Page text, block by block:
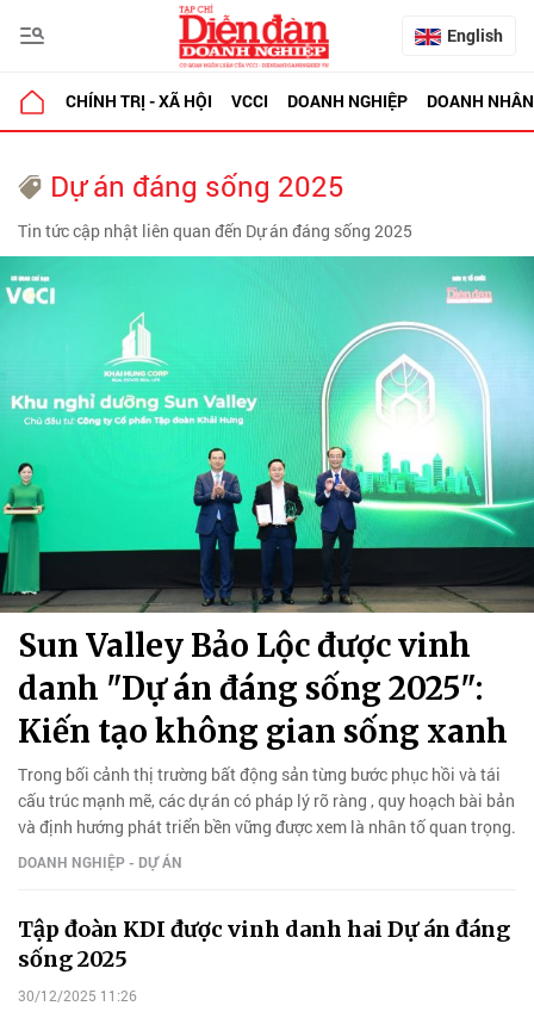
English
CHÍNH TRỊ - XÃ HỘI VCCI DOANH NGHIỆP DOANH NHÂN
Dự án đáng sống 2025
Tin tức cập nhật liên quan đến Dự án đáng sống 2025
Sun Valley Bảo Lộc được vinh
danh "Dự án đáng sống 2025":
Kiến tạo không gian sống xanh
Trong bối cảnh thị trường bất động sản từng bước phục hồi và tái
cấu trúc mạnh mẽ, các dự án có pháp lý rõ ràng , quy hoạch bài bản
và định hướng phát triển bền vững được xem là nhân tố quan trọng.
DOANH NGHIỆP - DỰ ÁN
Tập đoàn KDI được vinh danh hai Dự án đáng
sống 2025
30/12/2025 11:26